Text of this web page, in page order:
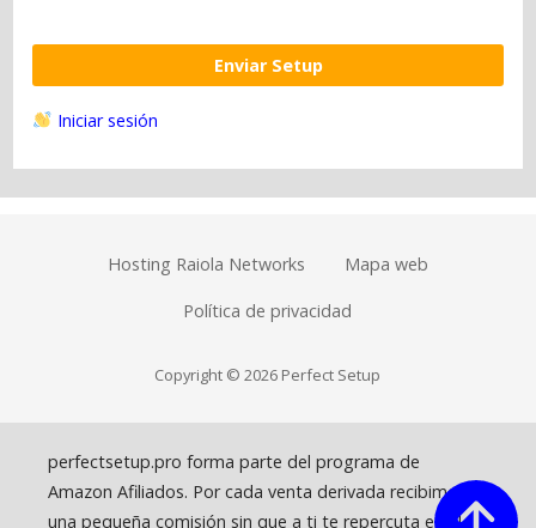
Enviar Setup
Iniciar sesión
Hosting Raiola Networks Mapa web
Política de privacidad
Copyright © 2026 Perfect Setup
perfectsetup.pro forma parte del programa de
Amazon Afiliados. Por cada venta derivada recibimos
una pequeña comisión sin que a ti te repercuta en el